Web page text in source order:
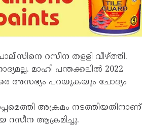
റസീന തളളി വീഴ്ത്തി.
മാഹി പന്തക്കലില്‍ 2022
അസഭ്യം പറയുകയും ചോദ്യം
അക്രമം നടത്തിയതിനാണ്
ആക്രമിച്ചു.